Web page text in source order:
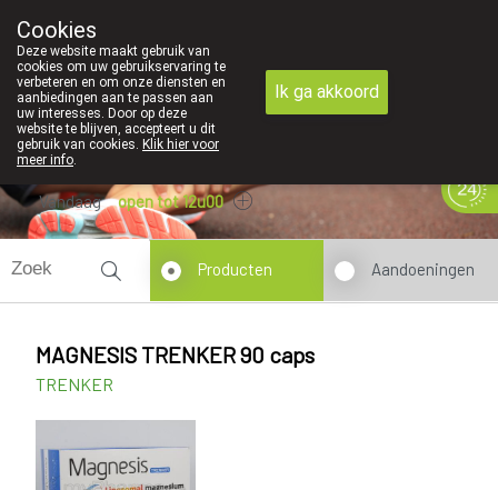
Vandaag open tot 12u00
Producten Aandoeningen
MAGNESIS TRENKER 90 caps
TRENKER
Cookies
Deze website maakt gebruik van
cookies om uw gebruikservaring te
verbeteren en om onze diensten en
aanbiedingen aan te passen aan
uw interesses. Door op deze
website te blijven, accepteert u dit
gebruik van cookies. Klik hier voor
meer info.
Ik ga akkoord